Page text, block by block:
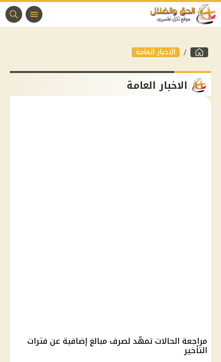
الاخبار العامة
الاخبار العامة
مراجعة الحالات تمهّد لصرف مبالغ إضافية عن فترات
التأخير